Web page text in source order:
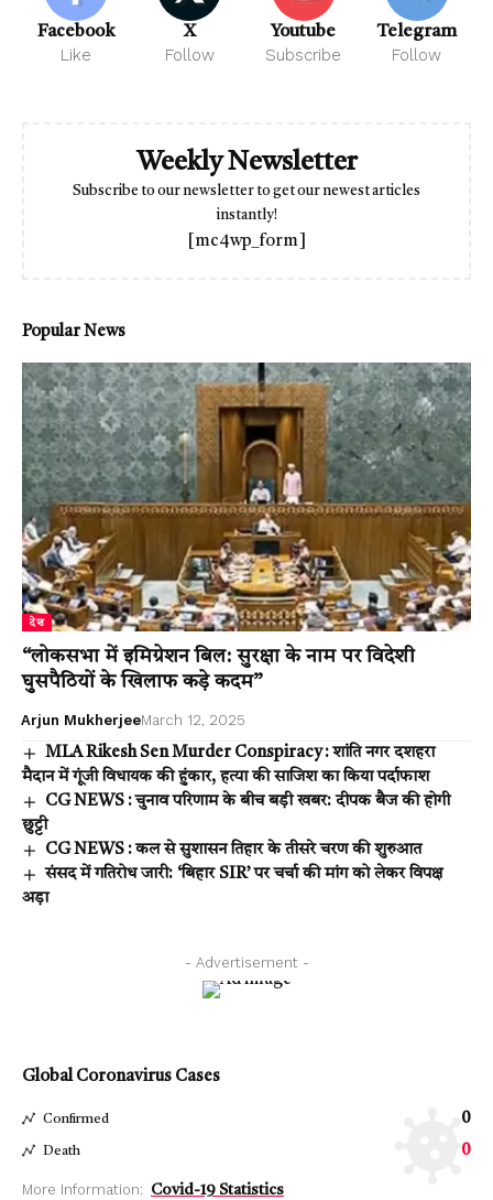
Facebook
Like
X
Follow
Youtube
Subscribe
Telegram
Follow
Weekly Newsletter
Subscribe to our newsletter to get our newest articles
instantly!
[mc4wp_form]
Popular News
देश
“लोकसभा में इमिग्रेशन बिल: सुरक्षा के नाम पर विदेशी
घुसपैठियों के खिलाफ कड़े कदम”
Arjun MukherjeeMarch 12, 2025
MLA Rikesh Sen Murder Conspiracy : शांति नगर दशहरा
मैदान में गूंजी विधायक की हुंकार, हत्या की साजिश का किया पर्दाफाश
CG NEWS : चुनाव परिणाम के बीच बड़ी खबर: दीपक बैज की होगी
छुट्टी
CG NEWS : कल से सुशासन तिहार के तीसरे चरण की शुरुआत
संसद में गतिरोध जारी: ‘बिहार SIR’ पर चर्चा की मांग को लेकर विपक्ष
अड़ा
- Advertisement -
Global Coronavirus Cases
Confirmed 0
Death 0
More Information: Covid-19 Statistics